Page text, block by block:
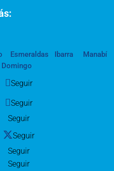
Esmeraldas Ibarra
Manabí
Domingo
Seguir
Seguir
Seguir
Seguir
Seguir
Seguir